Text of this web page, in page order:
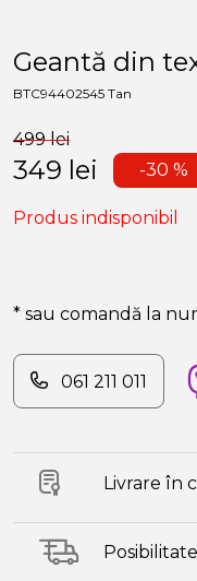
Geantă din
BTC94402545 Tan
499 lei
349 lei -30 %
Produs indisponibil
* sau comandă la
061 211 011
Livrare în